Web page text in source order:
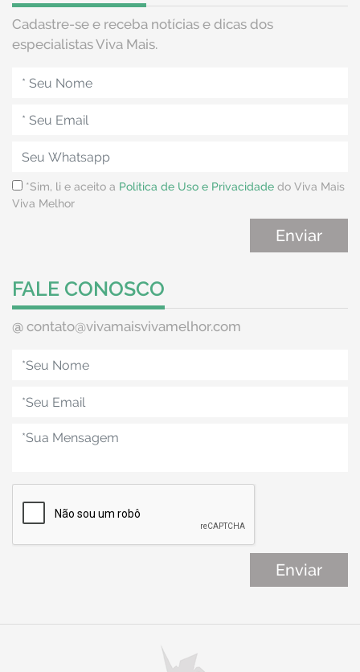
Cadastre-se e receba notícias e dicas dos
especialistas Viva Mais.
*Sim, li e aceito a Política de Uso e Privacidade do Viva Mais
Viva Melhor
FALE CONOSCO
@ contato@vivamaisvivamelhor.com